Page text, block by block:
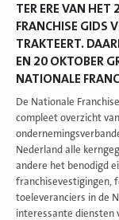
TER ERE VAN HET
FRANCHISE GIDS
TRAKTEERT.
EN 20 OKTOBER
NATIONALE
De Nationale
compleet overzicht
Nederland alle
andere het benodigd
franchisevestigingen,
toeleveranciers in de
interessante diensten